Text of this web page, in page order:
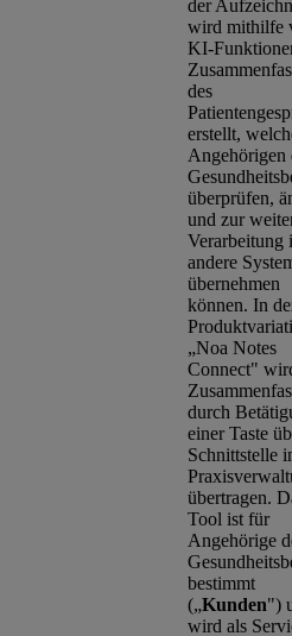
der
wird mithilfe
KI-
des
erstellt,
Angehörigen
überprüfen,
und zur
Verarbeitung
andere
übernehmen
können. In
„Noa Notes
Connect"
durch
einer Taste
Schnittstelle
übertragen.
Tool ist für
Angehörige
bestimmt
(„Kunden")
wird als